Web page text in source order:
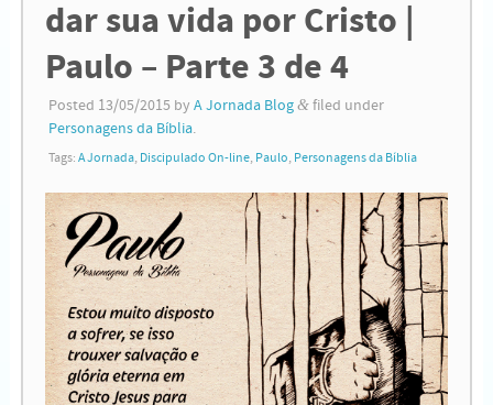
dar sua vida por Cristo |
Paulo – Parte 3 de 4
Posted 13/05/2015 by A Jornada Blog &filed under
Personagens da Bíblia.
Tags: A Jornada, Discipulado On-line, Paulo, Personagens da Bíblia